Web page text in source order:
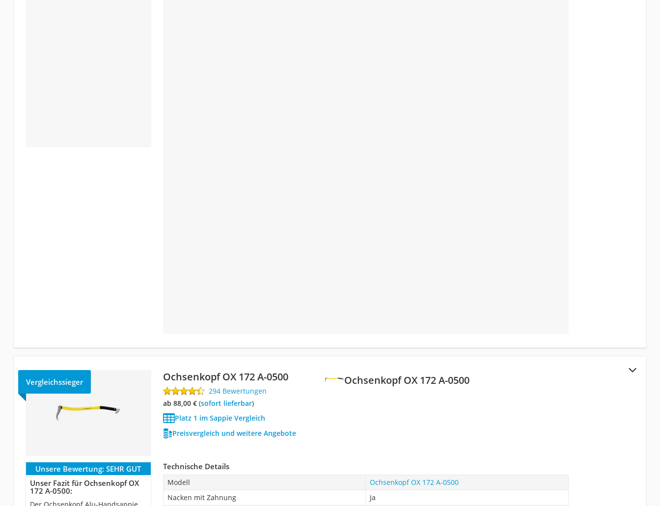
Ochsenkopf OX 172 A-0500
Vergleichssieger Ochsenkopf OX 172 A-0500
294 Bewertungen
ab 88,00 €( Sofort lieferbar)
Platz 1 im Sappie Vergleich
Preisvergleich und weitere Angebote
Unsere Bewertung: SEHR GUT
Unser Fazit für Ochsenkopf OX
172 A-0500:
Technische Details
Modell
Ochsenkopf OX 172 A-0500
Nacken mit Zahnung
Ja